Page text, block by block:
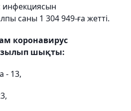
инфекциясын
саны 1 304 949-ға жетті.
коронавирус
шықты:
- 13,